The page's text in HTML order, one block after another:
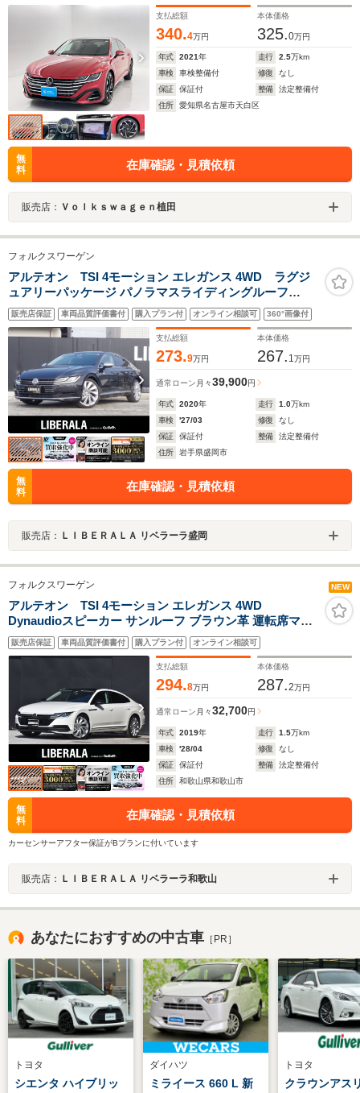
支払総額
340.4万円
本体価格
325.0万円
年式 2021年 走行 2.5万km
車検
車検整備付 修復
なし
保証
保証付 整備
法定整備付
住所
愛知県名古屋市天白区
無
料
在庫確認・見積依頼
販売店： Ｖｏｌｋｓｗａｇｅｎ植田
フォルクスワーゲン
アルテオン TSI 4モーション エレガンス 4WD ラグジ
ュアリーパッケージ パノラマスライディングルーフ
DYNAUDIOサウンド オールインセーフティ 黒ナッパレ
ザーシート 全席シートヒーター ヘッドアップディスプレ
イ 純正ナビフルセグTV 360度カメラ20インチAW
販売店保証 車両品質評価書付 購入プラン付 オンライン相談可 360°画像付
支払総額
273.9万円
本体価格
267. 1万円
通常ローン 月々39,900円
年式 2020年 走行 1.0万km
車検
'27/03 修復
なし
保証
保証付 整備
法定整備付
住所
岩手県盛岡市
無
料
在庫確認・見積依頼
販売店： ＬＩＢＥＲＡＬＡ リベラーラ盛岡
フォルクスワーゲン NEW
アルテオン TSI 4モーション エレガンス 4WD
Dynaudioスピーカー サンルーフ ブラウン革 運転席マッ
サージシート 純正ナビ フルセグ Apple CarPlay シートヒ
ーター ステアリングヒーター 全席シートヒーター 純正
20AW 電動バックドア LEDヘッドライト HUD ETC
販売店保証 車両品質評価書付 購入プラン付 オンライン相談可
支払総額
294.8万円
本体価格
287.2万円
通常ローン 月々32,700円
年式 2019年 走行 1.5万km
車検
'28/04 修復
なし
保証
保証付 整備
法定整備付
住所
和歌山県和歌山市
無
料
在庫確認・見積依頼
カーセンサーアフター保証がBプランに付いています
販売店： ＬＩＢＥＲＡＬＡ リベラーラ和歌山
あなたにおすすめの中古車 ［PR］
トヨタ
シエンタ ハイブリッ
ダイハツ
ミライース 660 L 新
トヨタ
クラウンアス